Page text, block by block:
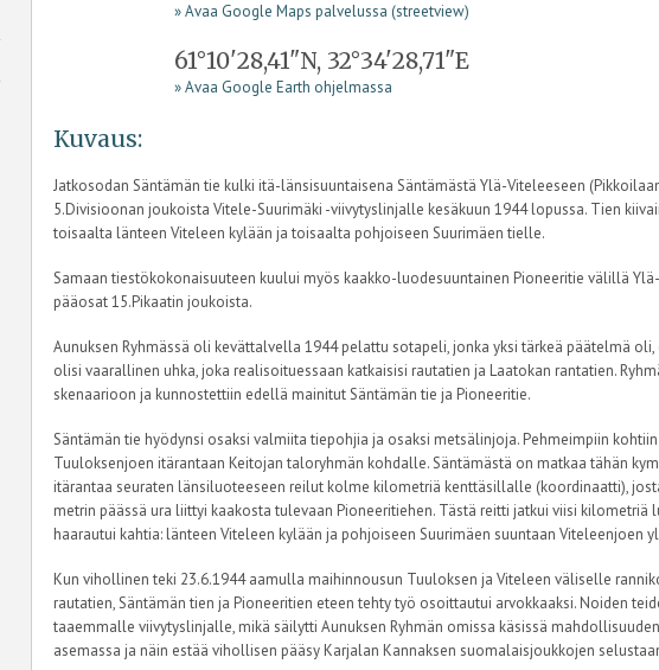
» Avaa Google Maps palvelussa (streetview)
61°10'28,41"N, 32°34'28,71"E
» Avaa Google Earth ohjelmassa
Kuvaus:
Jatkosodan Säntämän tie kulki itä-länsisuuntaisena Säntämästä Ylä-Viteleeseen
5.Divisioonan joukoista Vitele-Suurimäki -viivytyslinjalle kesäkuun 1944 lopussa. Tien
toisaalta länteen Viteleen kylään ja toisaalta pohjoiseen Suurimäen tielle.
Samaan tiestökokonaisuuteen kuului myös kaakko-luodesuuntainen Pioneeritie välillä
pääosat 15.Pikaatin joukoista.
Aunuksen Ryhmässä oli kevättalvella 1944 pelattu sotapeli, jonka yksi tärkeä päätelmä
olisi vaarallinen uhka, joka realisoituessaan katkaisisi rautatien ja Laatokan rantatien.
skenaarioon ja kunnostettiin edellä mainitut Säntämän tie ja Pioneeritie.
Säntämän tie hyödynsi osaksi valmiita tiepohjia ja osaksi metsälinjoja. Pehmeimpiin
Tuuloksenjoen itärantaan Keitojan taloryhmän kohdalle. Säntämästä on matkaa tähän
itärantaa seuraten länsiluoteeseen reilut kolme kilometriä kenttäsillalle (koordinaatti),
metrin päässä ura liittyi kaakosta tulevaan Pioneeritiehen. Tästä reitti jatkui viisi
haarautui kahtia: länteen Viteleen kylään ja pohjoiseen Suurimäen suuntaan Viteleenjoen
Kun vihollinen teki 23.6.1944 aamulla maihinnousun Tuuloksen ja Viteleen väliselle
rautatien, Säntämän tien ja Pioneeritien eteen tehty työ osoittautui arvokkaaksi. Noiden
taaemmalle viivytyslinjalle, mikä säilytti Aunuksen Ryhmän omissa käsissä
asemassa ja näin estää vihollisen pääsy Karjalan Kannaksen suomalaisjoukkojen